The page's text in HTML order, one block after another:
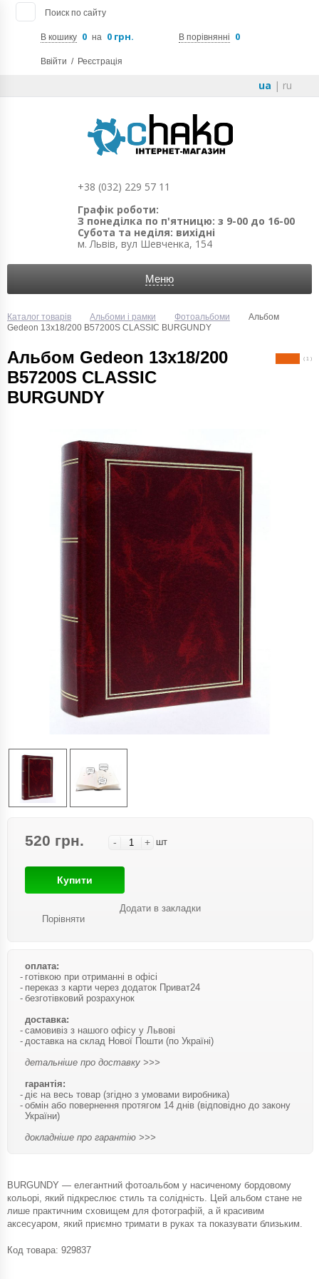
Поиск по сайту
В кошику 0 на 0 грн. В порівнянні 0
Ввійти / Реєстрація
ua | ru
+38 (032) 229 57 11
Графік роботи:
З понеділка по п'ятницю: з 9-00 до 16-00
Субота та неділя: вихідні
м. Львів, вул Шевченка, 154
Меню
Каталог товарів Альбоми і рамки Фотоальбоми
Альбом
Gedeon 13х18/200 B57200S CLASSIC BURGUNDY
Альбом Gedeon 13х18/200
B57200S CLASSIC
BURGUNDY
( 1 )
520 грн. - + шт
Купити
Порівняти
Додати в закладки
оплата:
готівкою при отриманні в офісі
переказ з карти через додаток Приват24
безготівковий розрахунок
доставка:
самовивіз з нашого офісу у Львові
доставка на склад Нової Пошти (по Україні)
детальніше про доставку >>>
гарантія:
діє на весь товар (згідно з умовами виробника)
обмін або повернення протягом 14 днів (відповідно до закону
України)
докладніше про гарантію >>>
BURGUNDY — елегантний фотоальбом у насиченому бордовому
кольорі, який підкреслює стиль та солідність. Цей альбом стане не
лише практичним сховищем для фотографій, а й красивим
аксесуаром, який приємно тримати в руках та показувати близьким.
Код товара: 929837